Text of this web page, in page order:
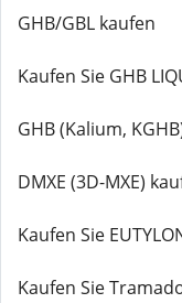
GHB/GBL kaufen
Kaufen Sie GHB
GHB (Kalium,
DMXE (3D-MXE)
Kaufen Sie
Kaufen Sie